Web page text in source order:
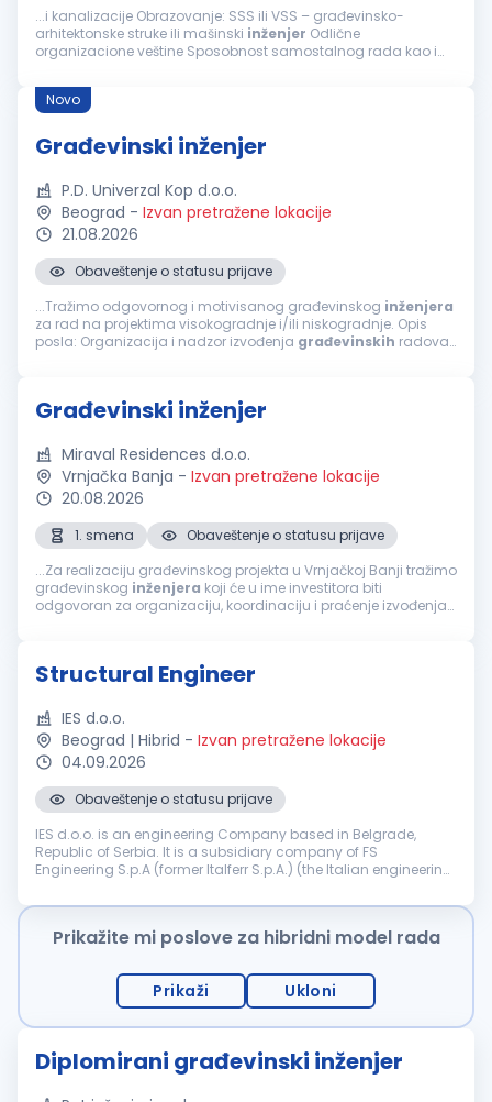
...i kanalizacije Obrazovanje: SSS ili VSS – građevinsko-
arhitektonske struke ili mašinski inženjer Odlične
organizacione veštine Sposobnost samostalnog rada kao i
znanje: AutoCAD, MS Office Spremnost...
Novo
Građevinski inženjer
P.D. Univerzal Kop d.o.o.
Beograd - Izvan pretražene lokacije
21.08.2026
Obaveštenje o statusu prijave
...Tražimo odgovornog i motivisanog građevinskog inženjera
za rad na projektima visokogradnje i/ili niskogradnje. Opis
posla: Organizacija i nadzor izvođenja građevinskih radova.
Građevinski inženjer
Miraval Residences d.o.o.
Vrnjačka Banja - Izvan pretražene lokacije
20.08.2026
1. smena
Obaveštenje o statusu prijave
...Za realizaciju građevinskog projekta u Vrnjačkoj Banji tražimo
građevinskog inženjera koji će u ime investitora biti
odgovoran za organizaciju, koordinaciju i praćenje izvođenja
Structural Engineer
IES d.o.o.
Beograd | Hibrid - Izvan pretražene lokacije
04.09.2026
Obaveštenje o statusu prijave
IES d.o.o. is an engineering Company based in Belgrade,
Republic of Serbia. It is a subsidiary company of FS
Engineering S.p.A (former Italferr S.p.A.) (the Italian engineering
Group). Company IES ...
Prikažite mi poslove za hibridni model rada
Prikaži Ukloni
Diplomirani građevinski inženjer